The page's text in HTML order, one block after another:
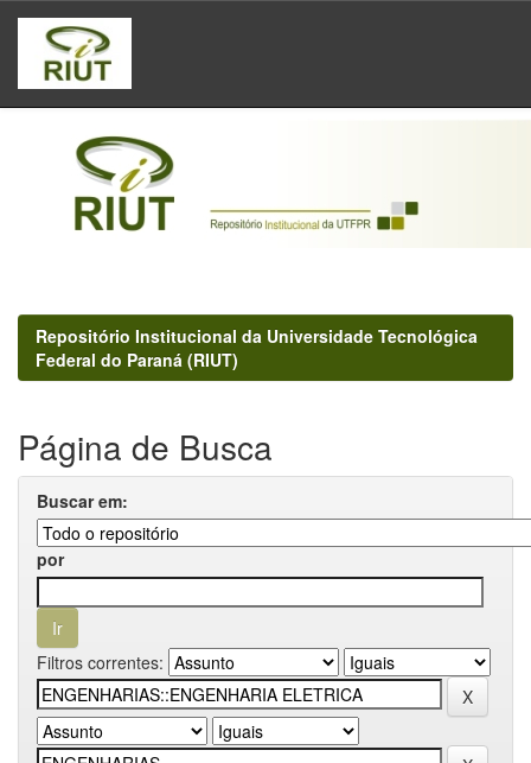
Skip
navigation
Repositório Institucional da Universidade Tecnológica
Federal do Paraná (RIUT)
Página de Busca
Buscar em:
por
Filtros correntes: